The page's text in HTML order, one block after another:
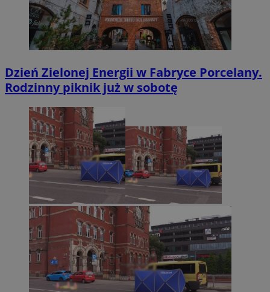
Dzień Zielonej Energii w Fabryce Porcelany.
Rodzinny piknik już w sobotę